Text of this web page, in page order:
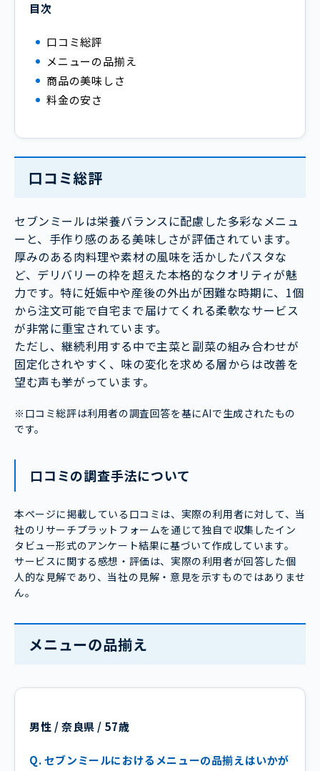
目次
口コミ総評
メニューの品揃え
商品の美味しさ
料金の安さ
口コミ総評
セブンミールは栄養バランスに配慮した多彩なメニュ
ーと、手作り感のある美味しさが評価されています。
厚みのある肉料理や素材の風味を活かしたパスタな
ど、デリバリーの枠を超えた本格的なクオリティが魅
力です。特に妊娠中や産後の外出が困難な時期に、1個
から注文可能で自宅まで届けてくれる柔軟なサービス
が非常に重宝されています。
ただし、継続利用する中で主菜と副菜の組み合わせが
固定化されやすく、味の変化を求める層からは改善を
望む声も挙がっています。
※口コミ総評は利用者の調査回答を基にAIで生成されたもの
です。
口コミの調査手法について
本ページに掲載している口コミは、実際の利用者に対して、当
社のリサーチプラットフォームを通じて独自で収集したイン
タビュー形式のアンケート結果に基づいて作成しています。
サービスに関する感想・評価は、実際の利用者が回答した個
人的な見解であり、当社の見解・意見を示すものではありませ
ん。
メニューの品揃え
男性 / 奈良県 / 57歳
Q. セブンミールにおけるメニューの品揃えはいかが